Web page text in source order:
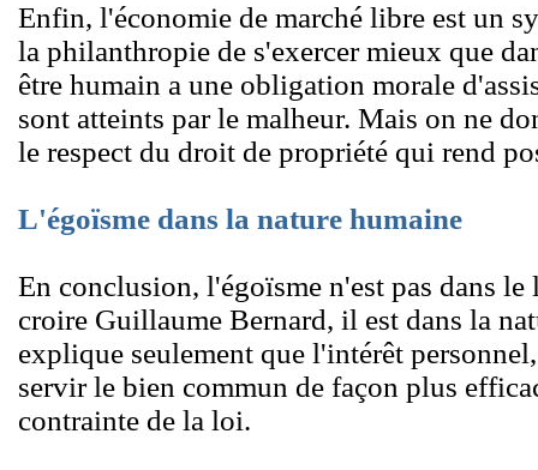
Enfin, l'économie de marché libre est un
la philanthropie de s'exercer mieux que
être humain a une obligation morale
sont atteints par le malheur. Mais on ne
le respect du droit de propriété qui rend
L'égoïsme dans la nature humaine
En conclusion, l'égoïsme n'est pas dans
croire Guillaume Bernard, il est dans la
explique seulement que l'intérêt
servir le bien commun de façon plus
contrainte de la loi.